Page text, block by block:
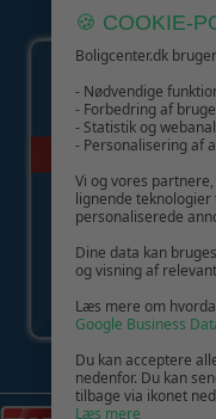
GIV
🍪 COOKIE-
Boligcenter.dk
- Nødvendige
- Forbedring af
- Statistik og
- Personalisering af
Vi og vores
lignende
personaliserede
Dine data kan
og visning af
Læs mere om
Google Business
Du kan acceptere
nedenfor. Du kan
tilbage via ikonet
Læs mere